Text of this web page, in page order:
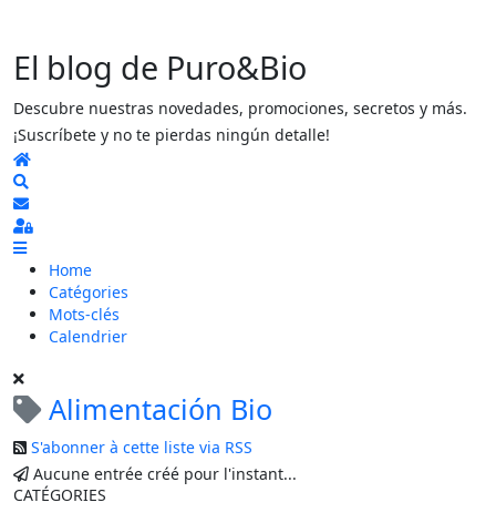
El blog de Puro&Bio
Descubre nuestras novedades, promociones, secretos y más.
¡Suscríbete y no te pierdas ningún detalle!
Home
S'abonner au blog
Sign In
Home
Catégories
Mots-clés
Calendrier
Alimentación Bio
S'abonner à cette liste via RSS
Aucune entrée créé pour l'instant...
CATÉGORIES